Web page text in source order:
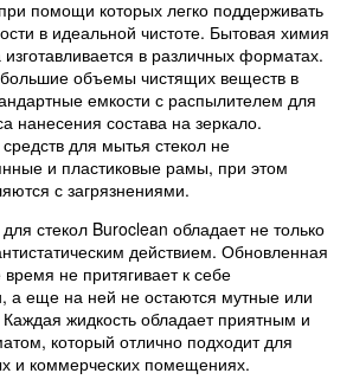
помощи которых легко поддерживать
в идеальной чистоте. Бытовая химия
изготавливается в различных форматах.
объемы чистящих веществ в
емкости с распылителем для
нанесения состава на зеркало.
для мытья стекол не
и пластиковые рамы, при этом
с загрязнениями.
стекол Buroclean обладает не только
действием. Обновленная
время не притягивает к себе
а еще на ней не остаются мутные или
жидкость обладает приятным и
который отлично подходит для
и коммерческих помещениях.